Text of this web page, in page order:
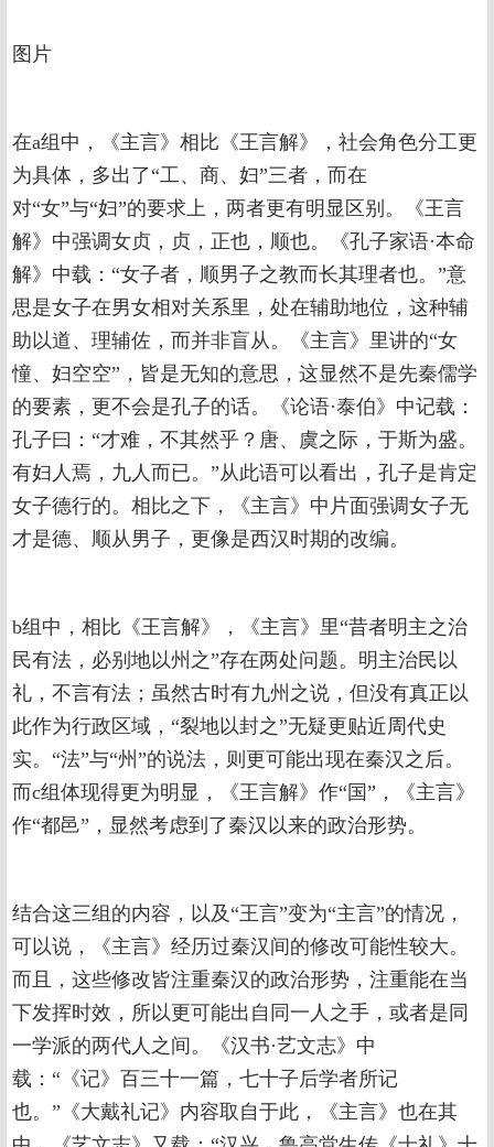
图片
在a组中，《主言》相比《王言解》，社会角色分工更
为具体，多出了“工、商、妇”三者，而在
对“女”与“妇”的要求上，两者更有明显区别。《王言
解》中强调女贞，贞，正也，顺也。《孔子家语·本命
解》中载：“女子者，顺男子之教而长其理者也。”意
思是女子在男女相对关系里，处在辅助地位，这种辅
助以道、理辅佐，而并非盲从。《主言》里讲的“女
憧、妇空空”，皆是无知的意思，这显然不是先秦儒学
的要素，更不会是孔子的话。《论语·泰伯》中记载：
孔子曰：“才难，不其然乎？唐、虞之际，于斯为盛。
有妇人焉，九人而已。”从此语可以看出，孔子是肯定
女子德行的。相比之下，《主言》中片面强调女子无
才是德、顺从男子，更像是西汉时期的改编。
b组中，相比《王言解》，《主言》里“昔者明主之治
民有法，必别地以州之”存在两处问题。明主治民以
礼，不言有法；虽然古时有九州之说，但没有真正以
此作为行政区域，“裂地以封之”无疑更贴近周代史
实。“法”与“州”的说法，则更可能出现在秦汉之后。
而c组体现得更为明显，《王言解》作“国”，《主言》
作“都邑”，显然考虑到了秦汉以来的政治形势。
结合这三组的内容，以及“王言”变为“主言”的情况，
可以说，《主言》经历过秦汉间的修改可能性较大。
而且，这些修改皆注重秦汉的政治形势，注重能在当
下发挥时效，所以更可能出自同一人之手，或者是同
一学派的两代人之间。《汉书·艺文志》中
载：“《记》百三十一篇，七十子后学者所记
也。”《大戴礼记》内容取自于此，《主言》也在其